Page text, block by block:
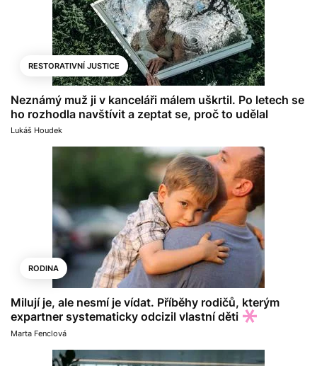
RESTORATIVNÍ JUSTICE
Neznámý muž ji v kanceláři málem uškrtil. Po letech se
ho rozhodla navštívit a zeptat se, proč to udělal
Lukáš Houdek
RODINA
Milují je, ale nesmí je vídat. Příběhy rodičů, kterým
expartner systematicky odcizil vlastní děti
Marta Fenclová